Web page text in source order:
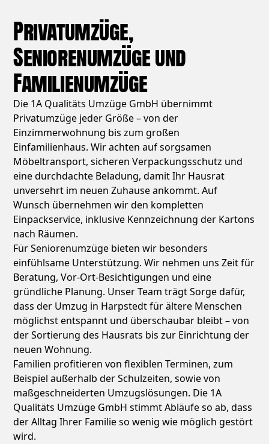
Privatumzüge,
Seniorenumzüge und
Familienumzüge
Die 1A Qualitäts Umzüge GmbH übernimmt
Privatumzüge jeder Größe – von der
Einzimmerwohnung bis zum großen
Einfamilienhaus. Wir achten auf sorgsamen
Möbeltransport, sicheren Verpackungsschutz und
eine durchdachte Beladung, damit Ihr Hausrat
unversehrt im neuen Zuhause ankommt. Auf
Wunsch übernehmen wir den kompletten
Einpackservice, inklusive Kennzeichnung der Kartons
nach Räumen.
Für Seniorenumzüge bieten wir besonders
einfühlsame Unterstützung. Wir nehmen uns Zeit für
Beratung, Vor-Ort-Besichtigungen und eine
gründliche Planung. Unser Team trägt Sorge dafür,
dass der Umzug in Harpstedt für ältere Menschen
möglichst entspannt und überschaubar bleibt – von
der Sortierung des Hausrats bis zur Einrichtung der
neuen Wohnung.
Familien profitieren von flexiblen Terminen, zum
Beispiel außerhalb der Schulzeiten, sowie von
maßgeschneiderten Umzugslösungen. Die 1A
Qualitäts Umzüge GmbH stimmt Abläufe so ab, dass
der Alltag Ihrer Familie so wenig wie möglich gestört
wird.